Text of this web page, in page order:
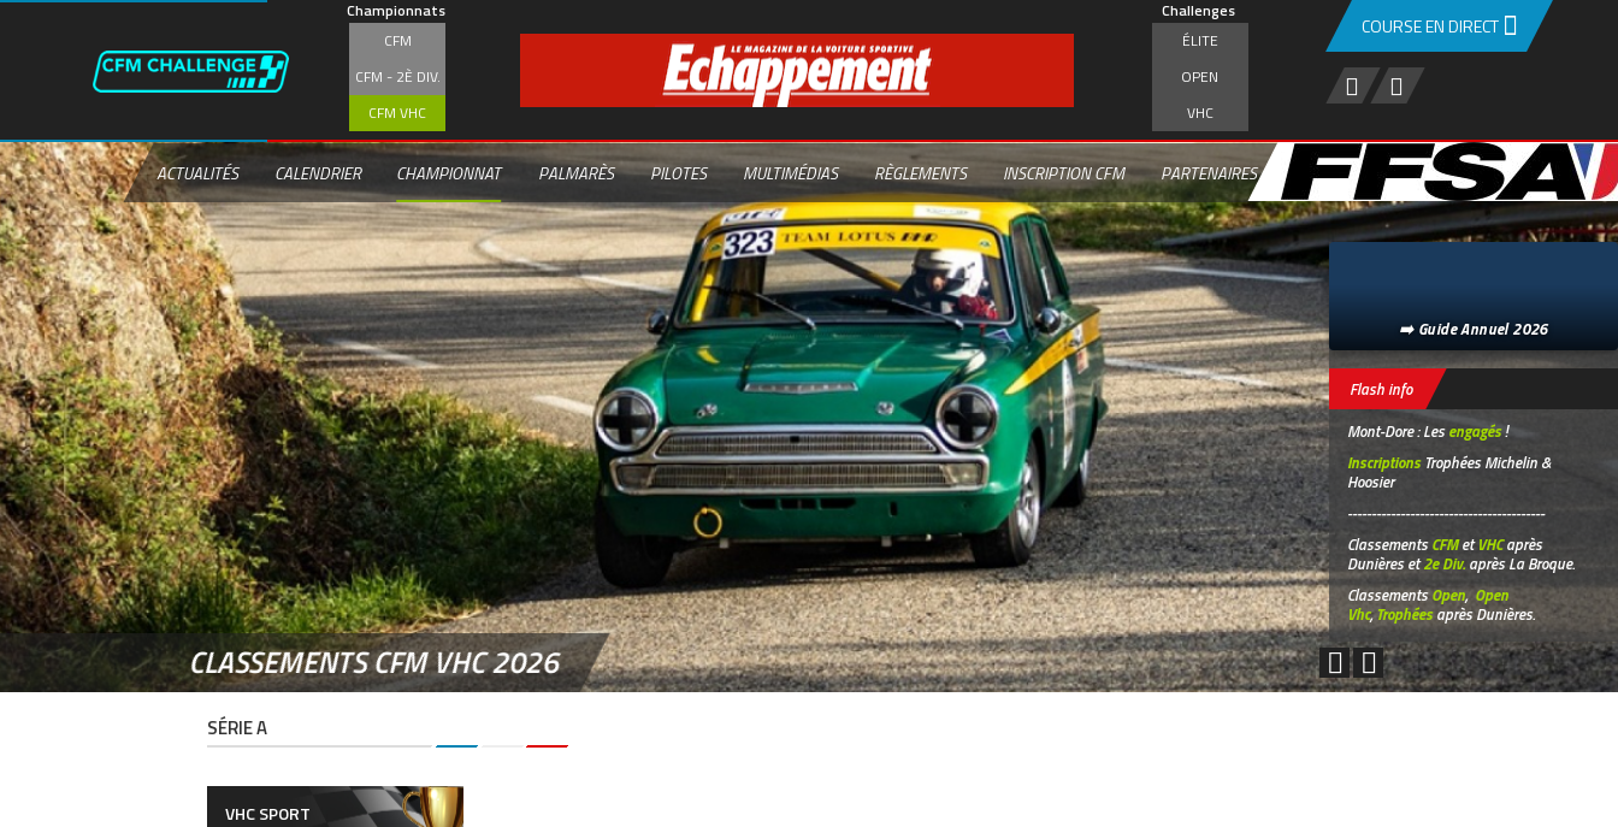
Aller
Championnats
CFM
CFM - 2È DIV.
CFM VHC
Challenges
ÉLITE
OPEN
VHC
ACTUALITÉS CALENDRIER CHAMPIONNAT PALMARÈS PILOTES MULTIMÉDIAS RÈGLEMENTS INSCRIPTION CFM PARTENAIRES
COURSE EN DIRECT
➡️ Guide Annuel 2026
Flash info
Mont-Dore : Lesengagés!
InscriptionsTrophées Michelin &
Hoosier
-----------------------------------------
ClassementsCFMetVHCaprès
Dunières et2e Div.après La Broque.
ClassementsOpen,Open
Vhc, Trophéesaprès Dunières.
CLASSEMENTS CFM VHC 2026
SÉRIE A
VHC SPORT